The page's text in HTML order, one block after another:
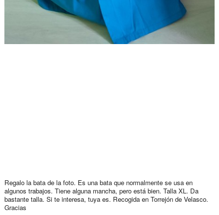
Regalo la bata de la foto. Es una bata que normalmente se usa en
algunos trabajos. Tiene alguna mancha, pero está bien. Talla XL. Da
bastante talla. Si te interesa, tuya es. Recogida en Torrejón de Velasco.
Gracias